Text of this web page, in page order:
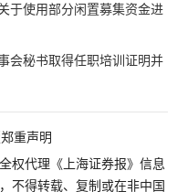
于使用部分闲置募集资金进
会秘书取得任职培训证明并
重声明
权代理《上海证券报》信息
不得转载、复制或在非中国